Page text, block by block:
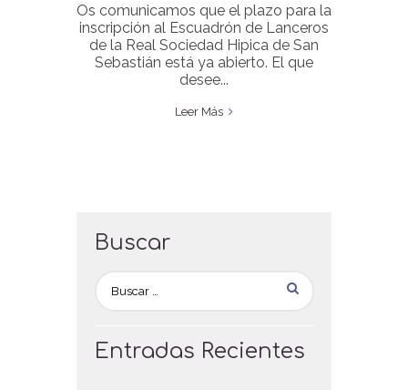
Os comunicamos que el plazo para la
inscripción al Escuadrón de Lanceros
de la Real Sociedad Hipica de San
Sebastián está ya abierto. El que
desee...
Leer Más
Buscar
Entradas Recientes